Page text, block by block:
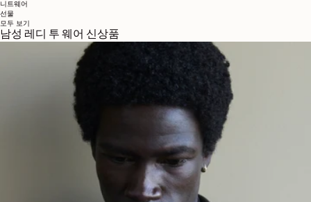
니트웨어
선물
모두 보기
남성 레디 투 웨어 신상품